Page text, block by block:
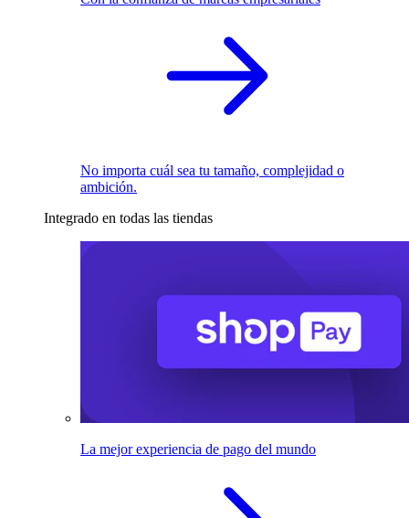
No importa cuál sea tu tamaño, complejidad o
ambición.
Integrado en todas las tiendas
La mejor experiencia de pago del mundo